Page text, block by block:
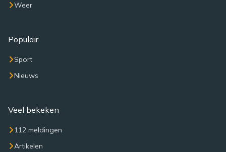
Weer
Populair
Sport
Nieuws
Veel bekeken
112 meldingen
Artikelen